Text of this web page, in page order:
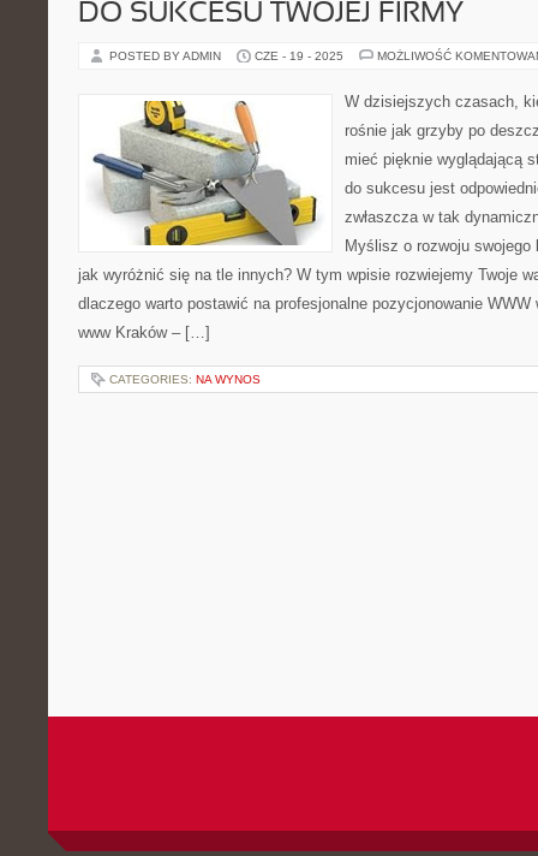
DO SUKCESU TWOJEJ FIRMY
POSTED BY ADMIN CZE - 19 - 2025 MOŻLIWOŚĆ
W dzisiejszych czasach,
rośnie jak grzyby po
mieć pięknie wyglądającą
do sukcesu jest
zwłaszcza w tak
Myślisz o rozwoju
jak wyróżnić się na tle innych? W tym wpisie rozwiejemy Twoje
dlaczego warto postawić na profesjonalne pozycjonowanie
www Kraków – […]
CATEGORIES: NA WYNOS